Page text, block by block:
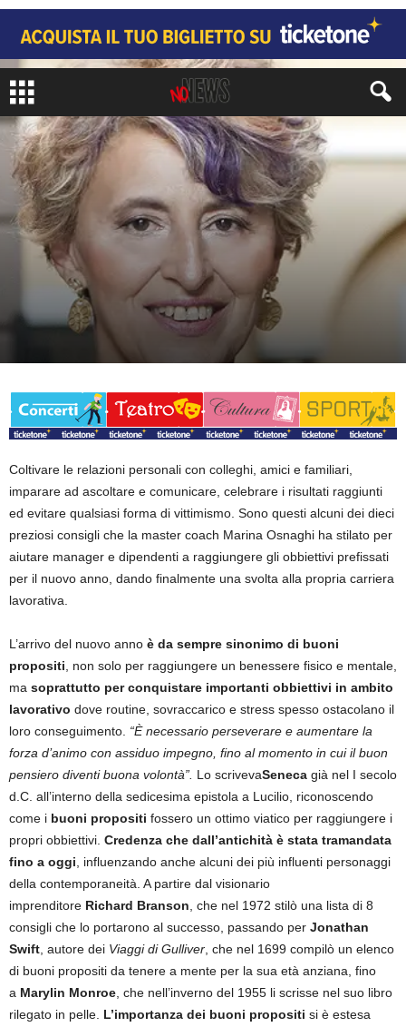
CRONACA
Coltivare le relazioni personali con colleghi, amici e familiari,
imparare ad ascoltare e comunicare, celebrare i risultati raggiunti
ed evitare qualsiasi forma di vittimismo. Sono questi alcuni dei dieci
preziosi consigli che la master coach Marina Osnaghi ha stilato per
aiutare manager e dipendenti a raggiungere gli obbiettivi prefissati
per il nuovo anno, dando finalmente una svolta alla propria carriera
lavorativa.
L’arrivo del nuovo anno è da sempre sinonimo di buoni
propositi , non solo per raggiungere un benessere fisico e mentale,
ma soprattutto per conquistare importanti obbiettivi in ambito
lavorativo dove routine, sovraccarico e stress spesso ostacolano il
loro conseguimento. “È necessario perseverare e aumentare la
forza d’animo con assiduo impegno, fino al momento in cui il buon
pensiero diventi buona volontà”. Lo scrivevaSeneca già nel I secolo
d.C. all’interno della sedicesima epistola a Lucilio, riconoscendo
come i buoni propositi fossero un ottimo viatico per raggiungere i
propri obbiettivi. Credenza che dall’antichità è stata tramandata
fino a oggi , influenzando anche alcuni dei più influenti personaggi
della contemporaneità. A partire dal visionario
imprenditore Richard Branson , che nel 1972 stilò una lista di 8
consigli che lo portarono al successo, passando per Jonathan
Swift , autore dei Viaggi di Gulliver , che nel 1699 compilò un elenco
di buoni propositi da tenere a mente per la sua età anziana, fino
a Marylin Monroe , che nell’inverno del 1955 li scrisse nel suo libro
rilegato in pelle. L’importanza dei buoni propositi si è estesa